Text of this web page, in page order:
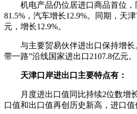
机电产品仍位居进口商品首位
81.5%，汽车增长12.9%。同期，天
元，增长12.9%。
与主要贸易伙伴进出口保持增
带一路”沿线国家进出口2107.8亿元。
天津口岸进出口主要特点有：
月度进出口值同比持续2位数增
口值和出口值再创历史新高，进口值